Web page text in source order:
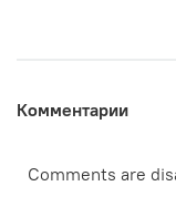
Комментарии
Comments are